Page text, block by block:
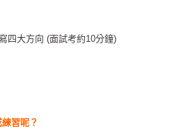
四大方向 (面試考約10分鐘)
習呢？